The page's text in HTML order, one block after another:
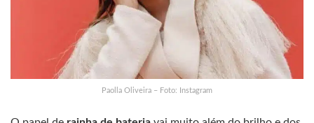
Paolla Oliveira – Foto: Instagram